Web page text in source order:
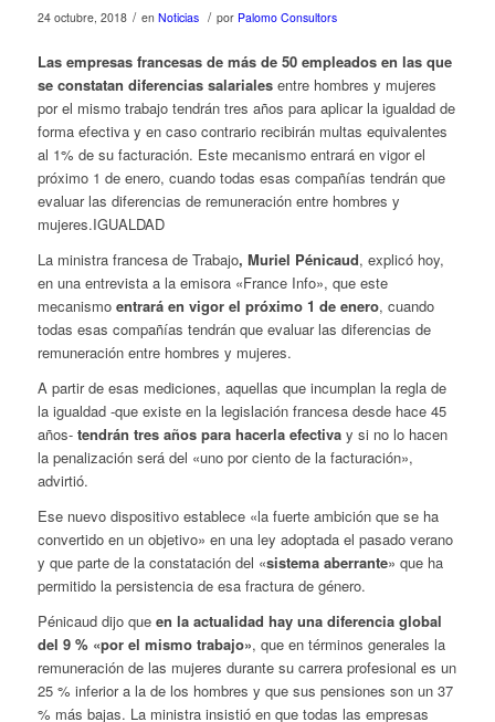
24 octubre, 2018 / en Noticias / por Palomo Consultors
Las empresas francesas de más de 50 empleados en las que
se constatan diferencias salariales entre hombres y mujeres
por el mismo trabajo tendrán tres años para aplicar la igualdad de
forma efectiva y en caso contrario recibirán multas equivalentes
al 1% de su facturación. Este mecanismo entrará en vigor el
próximo 1 de enero, cuando todas esas compañías tendrán que
evaluar las diferencias de remuneración entre hombres y
mujeres.IGUALDAD
La ministra francesa de Trabajo, Muriel Pénicaud, explicó hoy,
en una entrevista a la emisora «France Info», que este
mecanismo entrará en vigor el próximo 1 de enero, cuando
todas esas compañías tendrán que evaluar las diferencias de
remuneración entre hombres y mujeres.
A partir de esas mediciones, aquellas que incumplan la regla de
la igualdad -que existe en la legislación francesa desde hace 45
años- tendrán tres años para hacerla efectiva y si no lo hacen
la penalización será del «uno por ciento de la facturación»,
advirtió.
Ese nuevo dispositivo establece «la fuerte ambición que se ha
convertido en un objetivo» en una ley adoptada el pasado verano
y que parte de la constatación del «sistema aberrante» que ha
permitido la persistencia de esa fractura de género.
Pénicaud dijo queen la actualidad hay una diferencia global
del 9 % «por el mismo trabajo», que en términos generales la
remuneración de las mujeres durante su carrera profesional es un
25 % inferior a la de los hombres y que sus pensiones son un 37
% más bajas. La ministra insistió en que todas las empresas